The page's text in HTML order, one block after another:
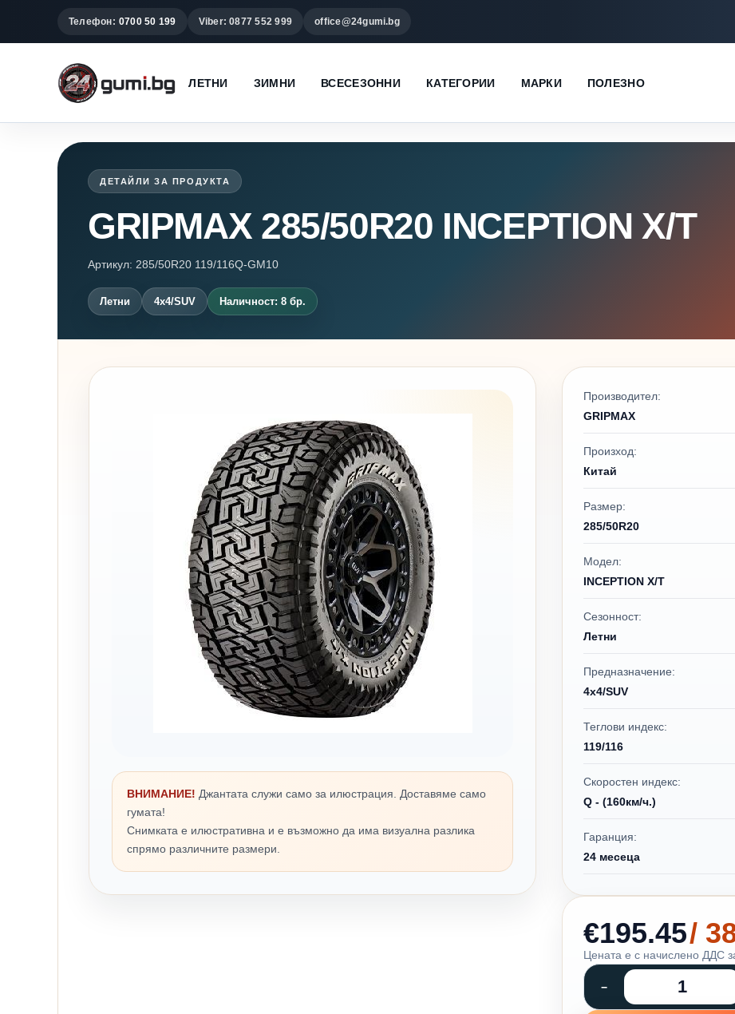
Телефон: 0700 50 199 Viber: 0877 552 999 office@24gumi.bg
ЛЕТНИ ЗИМНИ ВСЕСЕЗОННИ КАТЕГОРИИ МАРКИ ПОЛЕЗНО
ДЕТАЙЛИ ЗА ПРОДУКТА
GRIPMAX 285/50R20 INCEPTION X/T
Артикул: 285/50R20 119/116Q-GM10
Летни 4x4/SUV Наличност: 8 бр.
ВНИМАНИЕ! Джантата служи само за илюстрация. Доставяме само
гумата!
Снимката е илюстративна и е възможно да има визуална разлика
спрямо различните размери.
Производител:
GRIPMAX
Произход:
Китай
Размер:
285/50R20
Модел:
INCEPTION X/T
Сезонност:
Летни
Предназначение:
4x4/SUV
Теглови индекс:
119/116
Скоростен индекс:
Q - (160км/ч.)
Гаранция:
24 месеца
€195.45/
Цената е с начислено ДДС